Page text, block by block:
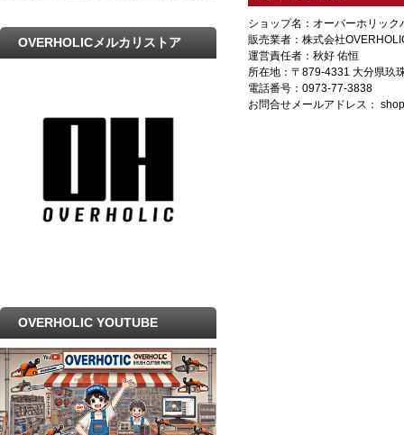
ショップ名：オーバーホリック
販売業者：株式会社
運営責任者：秋好 佑恒
所在地：〒879-4331 大分県玖
電話番号：0973-77-3838
お問合せメールアドレス：
OVERHOLICメルカリストア
OVERHOLIC YOUTUBE